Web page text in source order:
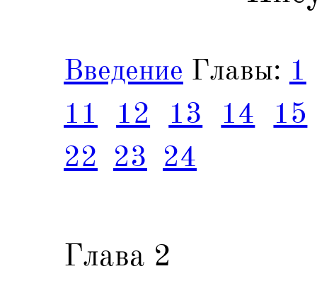
Введение Главы: 1
11
12 13 14
15
22 23 24
Глава 2